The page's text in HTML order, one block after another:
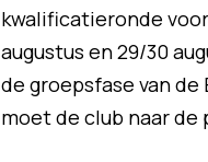
kwalificatieronde
augustus en 29/30
de groepsfase van de
moet de club naar de